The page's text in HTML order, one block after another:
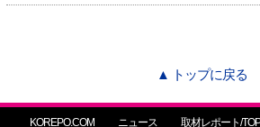
▲ トップに戻る
KOREPO.COM ニュース 取材レポート/